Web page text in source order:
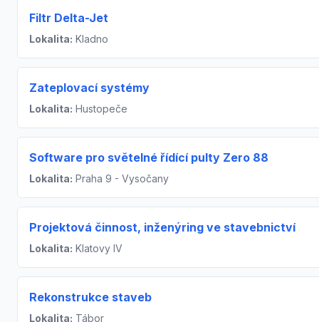
Filtr Delta-Jet
Lokalita: Kladno
Zateplovací systémy
Lokalita: Hustopeče
Software pro světelné řídící pulty Zero 88
Lokalita: Praha 9 - Vysočany
Projektová činnost, inženýring ve stavebnictví
Lokalita: Klatovy IV
Rekonstrukce staveb
Lokalita: Tábor